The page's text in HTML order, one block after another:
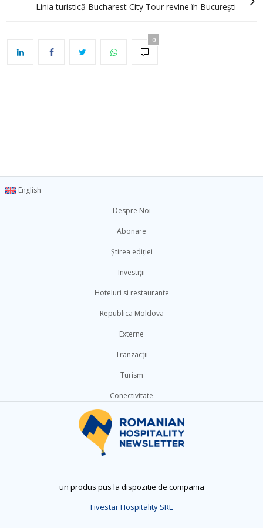
Linia turistică Bucharest City Tour revine în București
0
English
Despre Noi
Abonare
Știrea ediției
Investiții
Hoteluri si restaurante
Republica Moldova
Externe
Tranzacții
Turism
Conectivitate
un produs pus la dispozitie de compania
Fivestar Hospitality SRL